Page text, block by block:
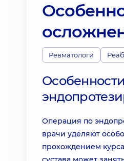
Ревматологи
Операция по
врачи уделяют
прохождением